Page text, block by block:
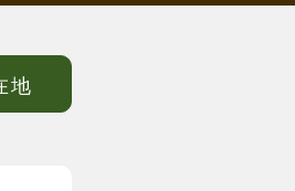
地